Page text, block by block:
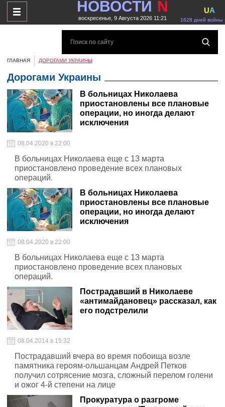
НОВОСТИ N
воскресенье, 9 Августа 2026 11:21 1628 дней войны
UA
ГЛАВНАЯ ДОРОГАМИ УКРАИНЫ
Дорогами Украины
В больницах Николаева
приостановлены все плановые
операции, но иногда делают
исключения
08.04.2020 в 22:00
В больницах Николаева еще с 13 марта
приостановлено проведение всех плановых
операций.
В больницах Николаева
приостановлены все плановые
операции, но иногда делают
исключения
08.04.2020 в 22:00
В больницах Николаева еще с 13 марта
приостановлено проведение всех плановых
операций.
Пострадавший в Николаеве
«антимайдановец» рассказал, как
его подстрелили
08.04.2014 в 15:32
Пострадавший вчера во время побоища возле
памятника героям-ольшанцам Андрей Петков
получил сотрясение мозга, сложный перелом голени
и ожог 4-й степени на лице
Прокуратура о разгроме